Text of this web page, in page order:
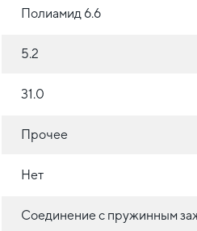
Полиамид 6.6
5.2
31.0
Прочее
Нет
Соединение с пружинным